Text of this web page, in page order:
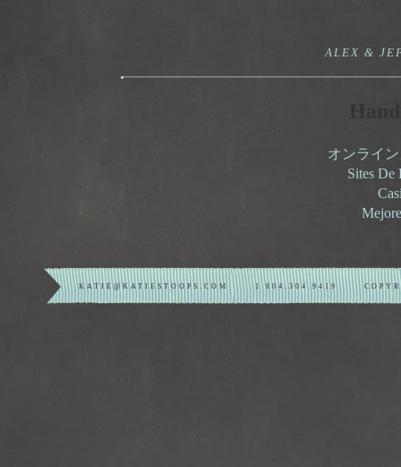
ALEX &
オンライ
Sites De
KATIE@KATIESTOOPS.COM 1 804.304.9419